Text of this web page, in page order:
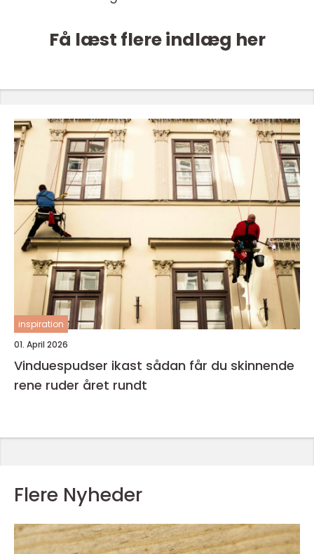
Få læst flere indlæg her
inspiration
01. April 2026
Vinduespudser ikast sådan får du skinnende
rene ruder året rundt
Flere Nyheder